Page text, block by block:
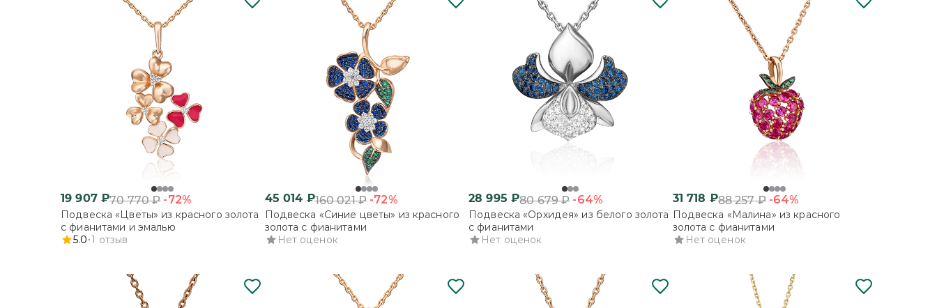
19 907₽70 770₽ -72%
Подвеска «Цветы» из красного золота
с фианитами и эмалью
5.0 1 отзыв
45 014 ₽160 021₽ -72%
Подвеска «Синие цветы» из красного
золота с фианитами
Нет оценок
28 995 ₽80 679₽ -64%
Подвеска «Орхидея» из белого золота
с фианитами
Нет оценок
31 718 ₽88 257₽ -64%
Подвеска «Малина» из красного
золота с фианитами
Нет оценок